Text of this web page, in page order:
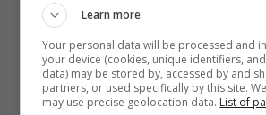
Quest’ultimo, interpretato da
potrebbe addirittura non fare
soap, data la sua
Learn more
Your personal data will be processed and
your device (cookies, unique identifiers,
data) may be stored by, accessed by and
partners, or used specifically by this site.
may use precise geolocation data. List of